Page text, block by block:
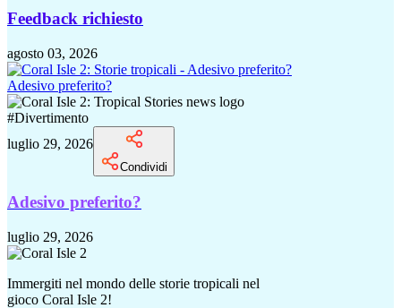
Feedback richiesto
agosto 03, 2026
Adesivo preferito?
#Divertimento
luglio 29, 2026
Condividi
Adesivo preferito?
luglio 29, 2026
Immergiti nel mondo delle storie tropicali nel
gioco Coral Isle 2!